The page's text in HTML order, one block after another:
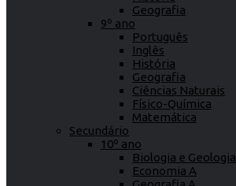
Geografia
9º ano
Português
Inglês
História
Geografia
Ciências Naturais
Físico-Química
Matemática
Secundário
10º ano
Biologia e Geologia
Economia A